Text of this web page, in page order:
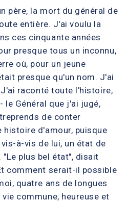
père, la mort du général de
entière. J'ai voulu la
ces cinquante années
presque tous un inconnu,
où, pour un jeune
presque qu'un nom. J'ai
raconté toute l'histoire,
le Général que j'ai jugé,
de conter
histoire d'amour, puisque
à-vis de lui, un état de
plus bel état", disait
comment serait-il possible
quatre ans de longues
commune, heureuse et